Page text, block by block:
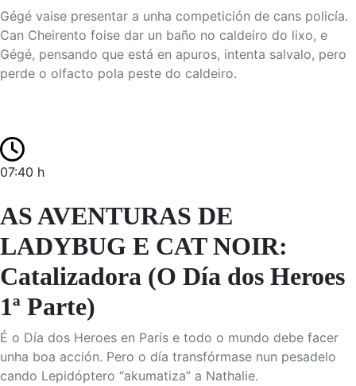
Gégé vaise presentar a unha competición de cans policía.
Can Cheirento foise dar un baño no caldeiro do lixo, e
Gégé, pensando que está en apuros, intenta salvalo, pero
perde o olfacto pola peste do caldeiro.
07:40 h
AS AVENTURAS DE
LADYBUG E CAT NOIR:
Catalizadora (O Día dos Heroes
1ª Parte)
É o Día dos Heroes en París e todo o mundo debe facer
unha boa acción. Pero o día transfórmase nun pesadelo
cando Lepidóptero “akumatiza” a Nathalie.